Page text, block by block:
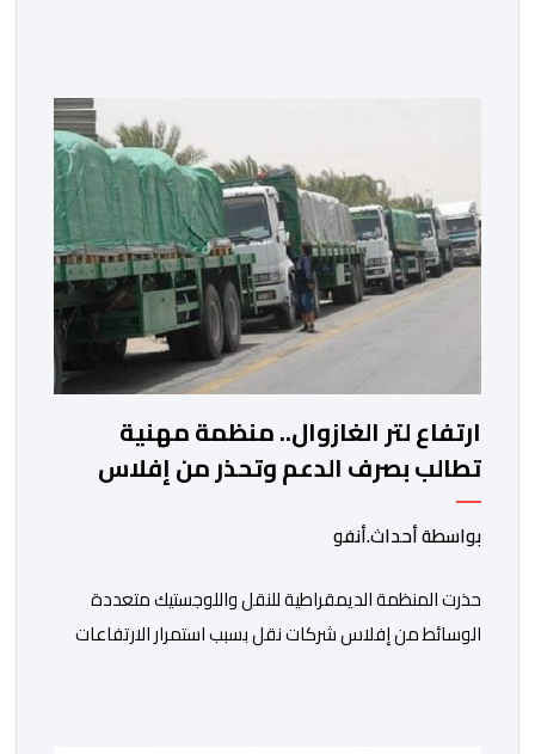
الحكومية. هذه الرسالة التأطيرية ارتكزت على 4 أولويات، كما
حملت ألحت على ضرورة عقلنة نفقات التسيير، بل وتقييد
التوظيف إلا في حالة الضرورة. […]
ارتفاع لتر الغازوال.. منظمة مهنية
تطالب بصرف الدعم وتحذر من إفلاس
شركات النقل
بواسطة أحداث.أنفو
حذرت المنظمة الديمقراطية للنقل واللوجستيك متعددة
الوسائط من إفلاس شركات نقل بسبب استمرار الارتفاعات